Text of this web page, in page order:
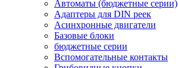
Автоматы (бюджетные серии)
Адаптеры для DIN реек
Асинхронные двигатели
Базовые блоки
бюджетные серии
Вспомогательные контакты